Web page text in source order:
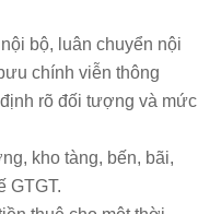
bộ, luân chuyển nội
chính viễn thông
rõ đối tượng và mức
kho tàng, bến, bãi,
GTGT.